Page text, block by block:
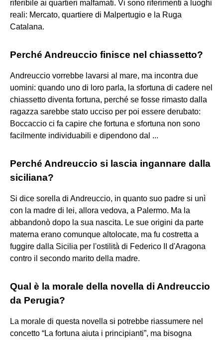
riferibile ai quartieri malfamati. Vi sono riferimenti a luoghi
reali: Mercato, quartiere di Malpertugio e la Ruga
Catalana.
Perché Andreuccio finisce nel chiassetto?
Andreuccio vorrebbe lavarsi al mare, ma incontra due
uomini: quando uno di loro parla, la sfortuna di cadere nel
chiassetto diventa fortuna, perché se fosse rimasto dalla
ragazza sarebbe stato ucciso per poi essere derubato:
Boccaccio ci fa capire che fortuna e sfortuna non sono
facilmente individuabili e dipendono dal ...
Perché Andreuccio si lascia ingannare dalla
siciliana?
Si dice sorella di Andreuccio, in quanto suo padre si unì
con la madre di lei, allora vedova, a Palermo. Ma la
abbandonò dopo la sua nascita. Le sue origini da parte
materna erano comunque altolocate, ma fu costretta a
fuggire dalla Sicilia per l'ostilità di Federico II d'Aragona
contro il secondo marito della madre.
Qual è la morale della novella di Andreuccio
da Perugia?
La morale di questa novella si potrebbe riassumere nel
concetto “La fortuna aiuta i principianti”, ma bisogna